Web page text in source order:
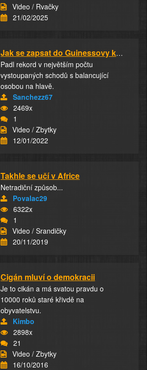
Video / Rvačky
21/02/2025
Jak se zapsat do Guinessovy knihy rekordů...
Padl rekord v největším počtu
vystoupaných schodů s balancující
osobou na hlavě.
Sanchezz67
2469x
1
Video / Zbytky
12/01/2022
Takhle se učí v Africe
Netradiční způsob...
Povalac29
6322x
1
Video / Srandičky
20/11/2019
Cigán mluví o demokracii
Je to cikán a má svatou pravdu o
10000 roků staré křivdě na
obyvatelstvu.
Kimbo
2898x
21
Video / Zbytky
16/10/2016